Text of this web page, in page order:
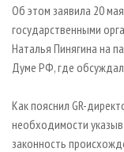
Об этом заявила 20
государственными
Наталья Пинягина на
Думе РФ, где
Как пояснил GR-
необходимости
законность